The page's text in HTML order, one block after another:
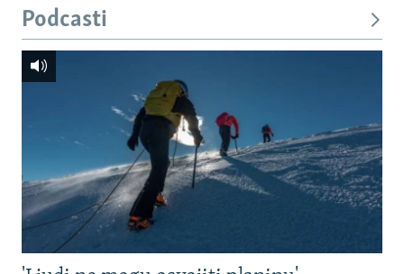
Podcasti